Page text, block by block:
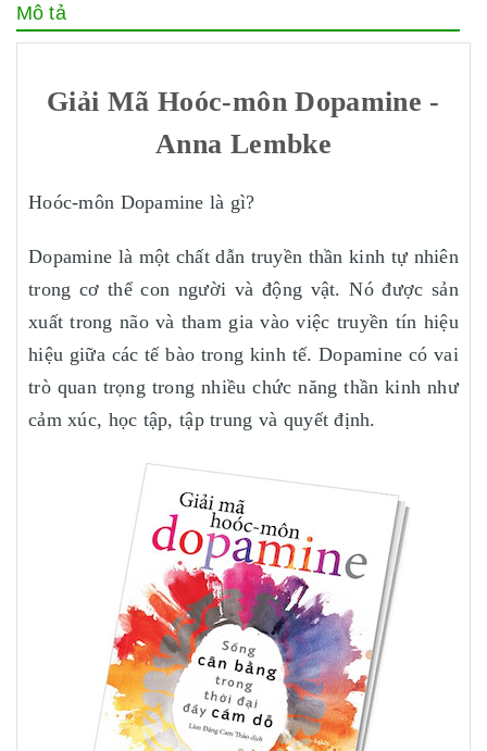
Mô tả
Giải Mã Hoóc-môn Dopamine -
Anna Lembke
Hoóc-môn Dopamine là gì?
Dopamine là một chất dẫn truyền thần kinh tự nhiên
trong cơ thể con người và động vật. Nó được sản
xuất trong não và tham gia vào việc truyền tín hiệu
hiệu giữa các tế bào trong kinh tế. Dopamine có vai
trò quan trọng trong nhiều chức năng thần kinh như
cảm xúc, học tập, tập trung và quyết định.